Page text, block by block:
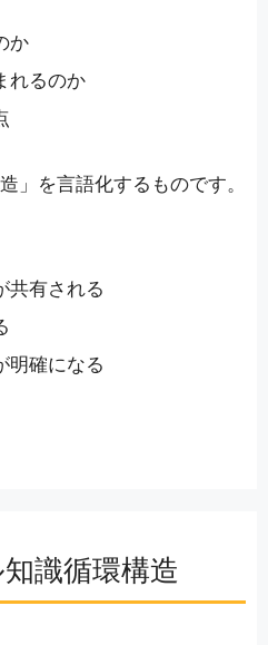
か
れるのか
」を言語化するものです。
共有される
明確になる
識循環構造